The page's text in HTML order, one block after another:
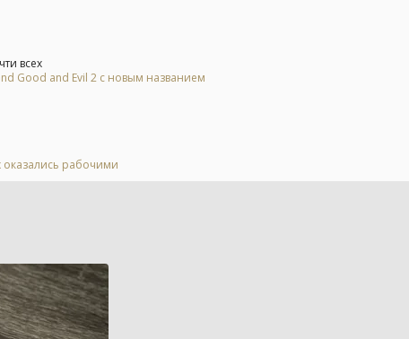
всех
Good and Evil 2 с новым названием
оказались рабочими